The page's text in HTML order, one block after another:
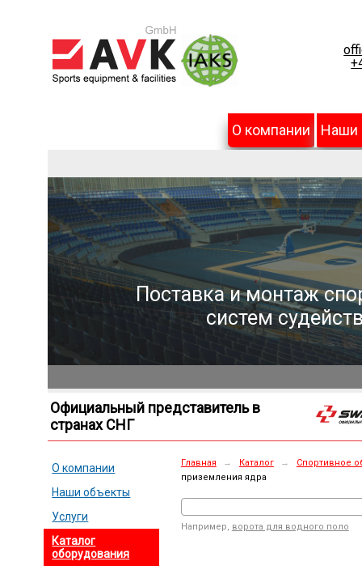
О компании Наши
Поставка и монтаж
систем
Официальный представитель в
странах СНГ
О компании
Наши объекты
Услуги
Каталог
оборудования
Главная → Каталог →
Спортивное
приземления ядра
Например, ворота для водного поло